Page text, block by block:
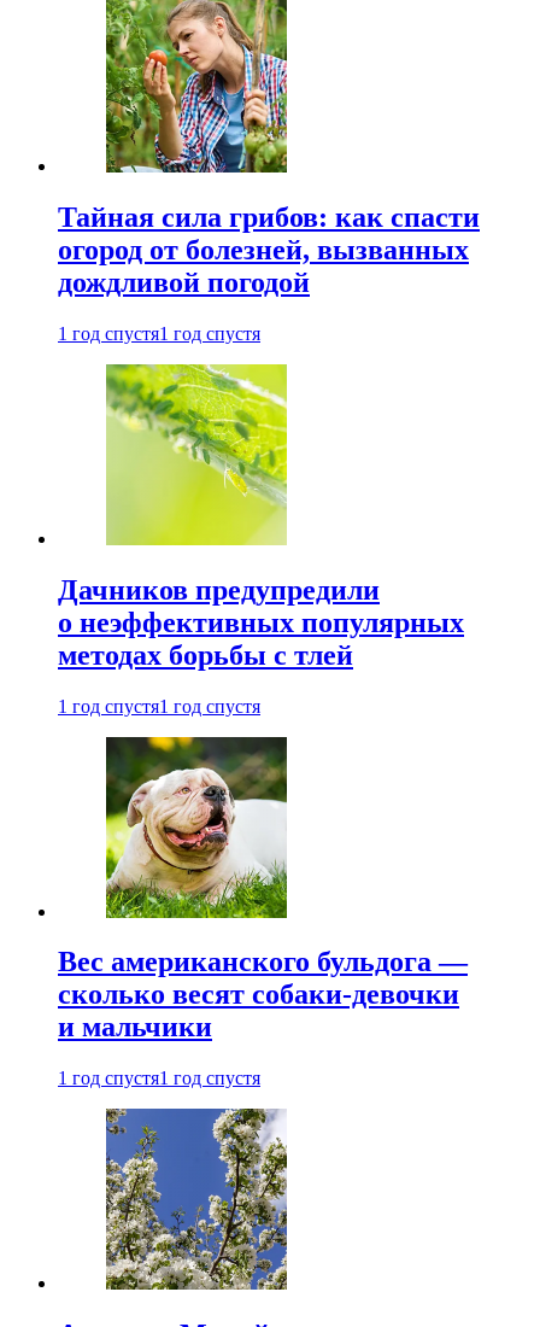
Тайная сила грибов: как спасти
огород от болезней, вызванных
дождливой погодой
1 год спустя1 год спустя
Дачников предупредили
о неэффективных популярных
методах борьбы с тлей
1 год спустя1 год спустя
Вес американского бульдога —
сколько весят собаки-девочки
и мальчики
1 год спустя1 год спустя